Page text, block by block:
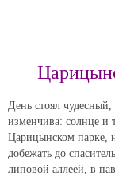
День стоял
изменчива: солнце и
Царицынском парке,
добежать до
липовой аллеей, в